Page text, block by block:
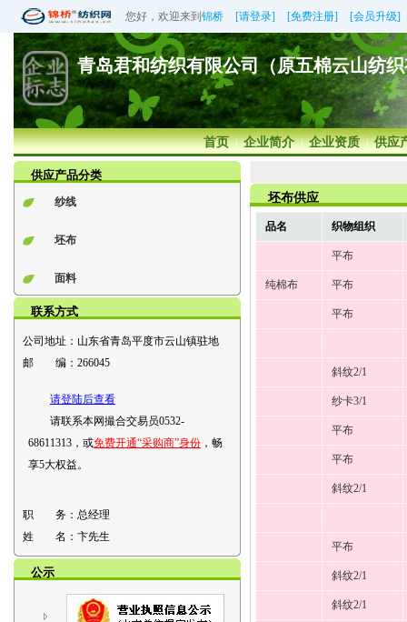
您好，欢迎来到 锦桥 [请登录] [免费注册] [会员升级]
青岛君和纺织有限公司（原五棉云山纺
首页 | 企业简介 | 企业资质 | 供应
供应产品分类
纱线
坯布
面料
联系方式
公司地址： 山东省青岛平度市云山镇驻地
邮 编： 266045
请登陆后查看
请联系本网撮合交易员0532-
68611313，或免费开通“采购商”身份 ，畅
享5大权益。
职 务： 总经理
姓 名： 卞先生
公示
坯布供应
品名 织物组织
平布
纯棉布 平布
平布
斜纹2/1
纱卡3/1
平布
平布
斜纹2/1
平布
斜纹2/1
斜纹2/1